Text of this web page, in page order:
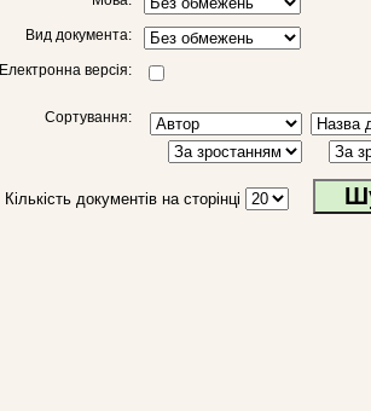
Вид документа:
Електронна версія:
Сортування:
Кількість документів на сторінці